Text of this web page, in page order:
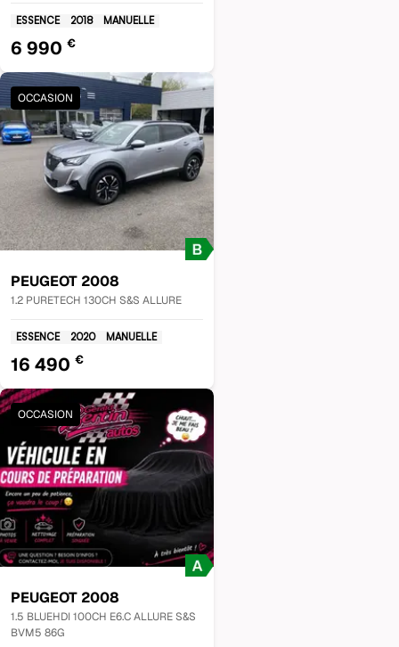
ESSENCE 2018 MANUELLE
6 990 €
OCCASION
PEUGEOT 2008
1.2 PURETECH 130CH S&S ALLURE
ESSENCE 2020 MANUELLE
16 490 €
OCCASION
PEUGEOT 2008
1.5 BLUEHDI 100CH E6.C ALLURE S&S
BVM5 86G